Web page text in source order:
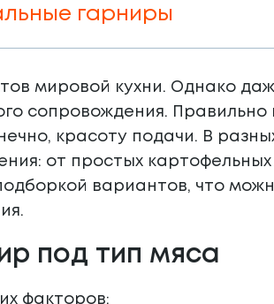
гарниры
мировой кухни. Однако
сопровождения.
красоту подачи. В
от простых
вариантов, что
под тип мяса
факторов: